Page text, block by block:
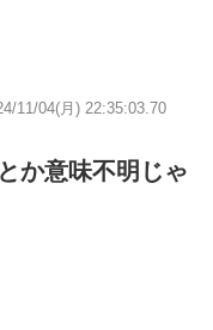
11/04(月) 22:35:03.70
か意味不明じゃ